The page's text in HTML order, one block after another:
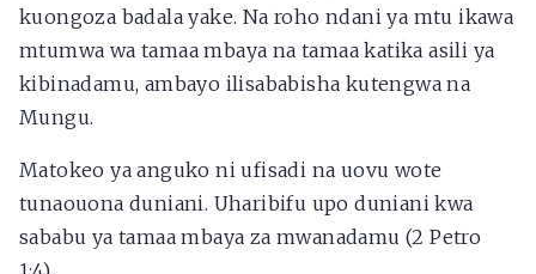
kuongoza badala yake. Na roho ndani ya mtu ikawa
mtumwa wa tamaa mbaya na tamaa katika asili ya
kibinadamu, ambayo ilisababisha kutengwa na
Mungu.
Matokeo ya anguko ni ufisadi na uovu wote
tunaouona duniani. Uharibifu upo duniani kwa
sababu ya tamaa mbaya za mwanadamu (2 Petro